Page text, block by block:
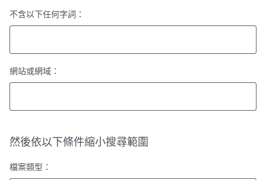
不含以下任何字詞：
網站或網域：
然後依以下條件縮小搜尋範圍
檔案類型：